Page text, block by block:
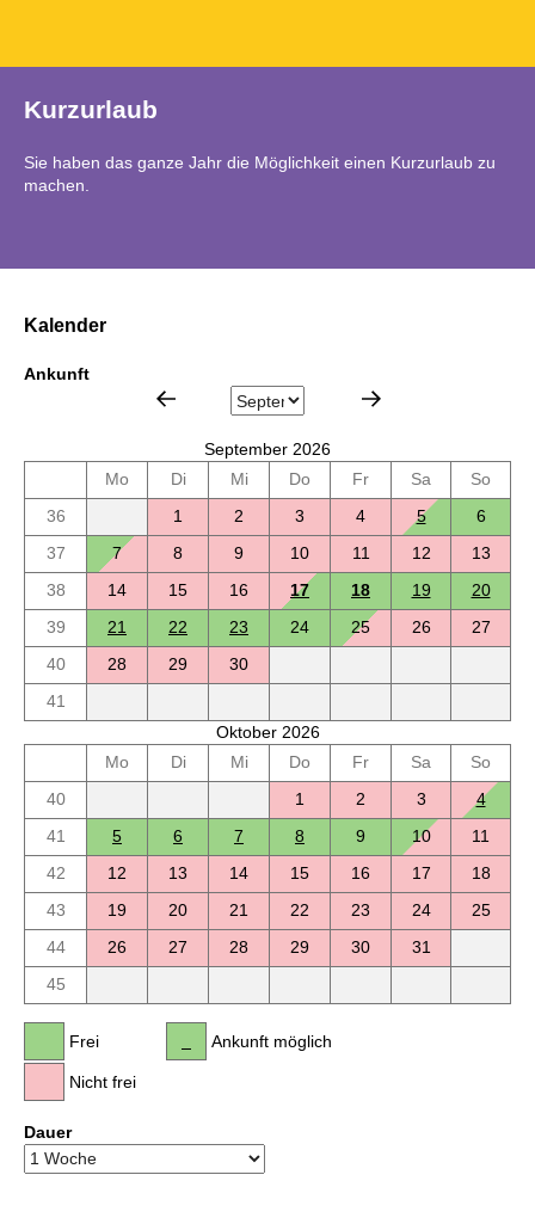
Kurzurlaub
Sie haben das ganze Jahr die Möglichkeit einen Kurzurlaub zu
machen.
Kalender
Ankunft
September 2026
Mo
Di Mi Do Fr Sa
So
36
1 2 3 4 5
6
37
7 8 9 10 11 12
13
38
14 15 16 17 18 19
20
39
21 22 23 24 25 26
27
40
28 29
30
41
Oktober 2026
Mo
Di Mi Do Fr Sa
So
40
1 2 3
4
41
5 6 7 8 9 10
11
42
12 13 14 15 16 17
18
43
19 20 21 22 23 24
25
44
26 27 28 29 30
31
45
Frei
Nicht frei
Ankunft möglich
Dauer